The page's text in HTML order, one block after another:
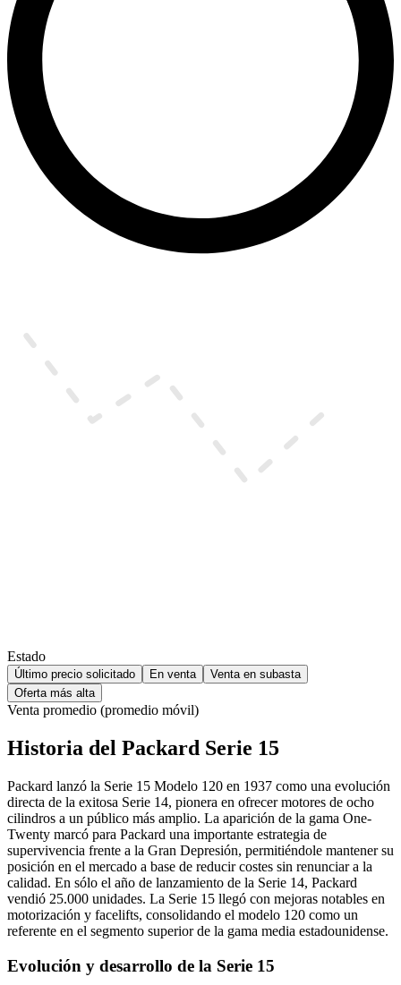
Estado
Último precio solicitado En venta
Venta en subasta
Oferta más alta
Venta promedio (promedio móvil)
Historia del Packard Serie 15
Packard lanzó la Serie 15 Modelo 120 en 1937 como una evolución
directa de la exitosa Serie 14, pionera en ofrecer motores de ocho
cilindros a un público más amplio. La aparición de la gama One-
Twenty marcó para Packard una importante estrategia de
supervivencia frente a la Gran Depresión, permitiéndole mantener su
posición en el mercado a base de reducir costes sin renunciar a la
calidad. En sólo el año de lanzamiento de la Serie 14, Packard
vendió 25.000 unidades. La Serie 15 llegó con mejoras notables en
motorización y facelifts, consolidando el modelo 120 como un
referente en el segmento superior de la gama media estadounidense.
Evolución y desarrollo de la Serie 15